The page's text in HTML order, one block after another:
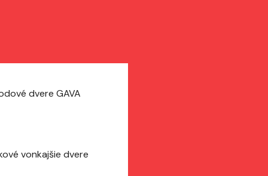
dvere GAVA
vonkajšie dvere